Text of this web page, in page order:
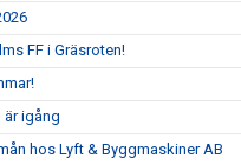
FF i Gräsroten!
igång
hos Lyft & Byggmaskiner AB